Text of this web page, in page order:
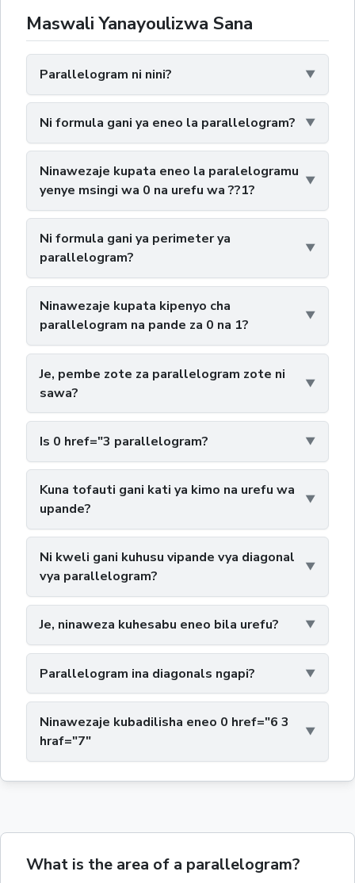
Maswali Yanayoulizwa Sana
Parallelogram ni nini?
Ni formula gani ya eneo la parallelogram?
Ninawezaje kupata eneo la paralelogramu
yenye msingi wa 0 na urefu wa ??1?
Ni formula gani ya perimeter ya
parallelogram?
Ninawezaje kupata kipenyo cha
parallelogram na pande za 0 na 1?
Je, pembe zote za parallelogram zote ni
sawa?
Is 0 href="3 parallelogram?
Kuna tofauti gani kati ya kimo na urefu wa
upande?
Ni kweli gani kuhusu vipande vya diagonal
vya parallelogram?
Je, ninaweza kuhesabu eneo bila urefu?
Parallelogram ina diagonals ngapi?
Ninawezaje kubadilisha eneo 0 href="6 3
hraf="7"
What is the area of a parallelogram?